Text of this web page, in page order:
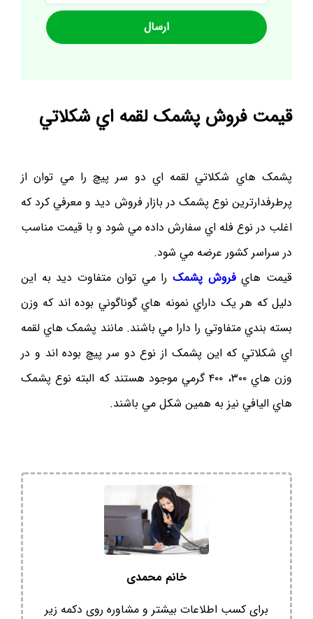
قيمت فروش پشمک لقمه اي شکلاتي
پشمک هاي شکلاتي لقمه اي دو سر پيچ را مي توان از
پرطرفدارترين نوع پشمک در بازار فروش ديد و معرفي کرد که
اغلب در نوع فله اي سفارش داده مي شود و با قيمت مناسب
در سراسر کشور عرضه مي شود.
قيمت هايفروش پشمک را مي توان متفاوت ديد به اين
دليل که هر يک داراي نمونه هاي گوناگوني بوده اند که وزن
بسته بندي متفاوتي را دارا مي باشند. مانند پشمک هاي لقمه
اي شکلاتي که اين پشمک از نوع دو سر پيچ بوده اند و در
وزن هاي ۳۰۰، ۴۰۰ گرمي موجود هستند که البته نوع پشمک
هاي اليافي نيز به همين شکل مي باشند.
خانم محمدی
برای کسب اطلاعات بیشتر و مشاوره روی دکمه زیر